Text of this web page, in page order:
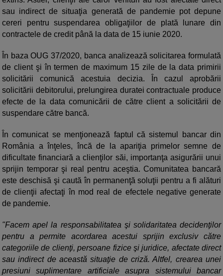
sau indirect de situaţia generată de pandemie pot depune
cereri pentru suspendarea obligaţiilor de plată lunare din
contractele de credit până la data de 15 iunie 2020.
În baza OUG 37/2020, banca analizează solicitarea formulată
de client şi în termen de maximum 15 zile de la data primirii
solicitării comunică acestuia decizia. În cazul aprobării
solicitării debitorului, prelungirea duratei contractuale produce
efecte de la data comunicării de către client a solicitării de
suspendare către bancă.
În comunicat se menţionează faptul că sistemul bancar din
România a înţeles, încă de la apariţia primelor semne de
dificultate financiară a clienţilor săi, importanţa asigurării unui
sprijin temporar şi real pentru aceştia. Comunitatea bancară
este deschisă şi caută în permanenţă soluţii pentru a fi alături
de clienţii afectaţi în mod real de efectele negative generate
de pandemie.
"Facem apel la responsabilitatea şi solidaritatea decidenţilor
pentru a permite acordarea acestui sprijin exclusiv către
categoriile de clienţi, persoane fizice şi juridice, afectate direct
sau indirect de această situaţie de criză. Altfel, crearea unei
presiuni suplimentare artificiale asupra sistemului bancar